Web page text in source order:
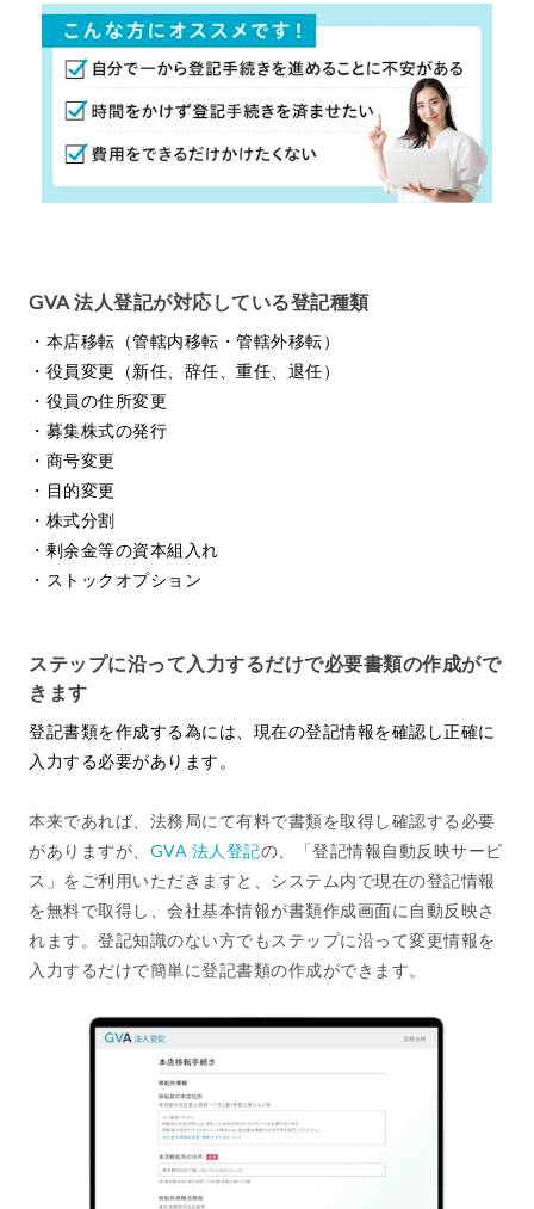
GVA 法人登記が対応している登記種類
・本店移転（管轄内移転・管轄外移転）
・役員変更（新任、辞任、重任、退任）
・役員の住所変更
・募集株式の発行
・商号変更
・目的変更
・株式分割
・剰余金等の資本組入れ
・ストックオプション
ステップに沿って入力するだけで必要書類の作成がで
きます
登記書類を作成する為には、現在の登記情報を確認し正確に
入力する必要があります。
本来であれば、法務局にて有料で書類を取得し確認する必要
がありますが、 GVA 法人登記の、「登記情報自動反映サービ
ス」をご利用いただきますと、システム内で現在の登記情報
を無料で取得し、会社基本情報が書類作成画面に自動反映さ
れます。登記知識のない方でもステップに沿って変更情報を
入力するだけで簡単に登記書類の作成ができます。